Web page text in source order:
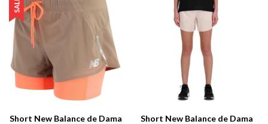
Short New Balance de Dama
Short New Balance de Dama